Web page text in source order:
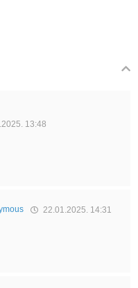
13:48
22.01.2025. 14:31